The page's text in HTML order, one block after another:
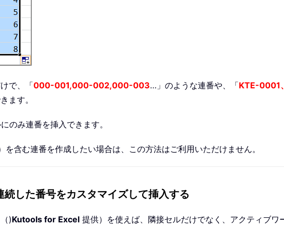
で、「000-001,000-002,000-003…」のような連番や、「KTE-0001
ます。
のみ連番を挿入できます。
含む連番を作成したい場合は、この方法はご利用いただけません。
した番号をカスタマイズして挿入する
)Kutools for Excel 提供）を使えば、隣接セルだけでなく、アクティブ